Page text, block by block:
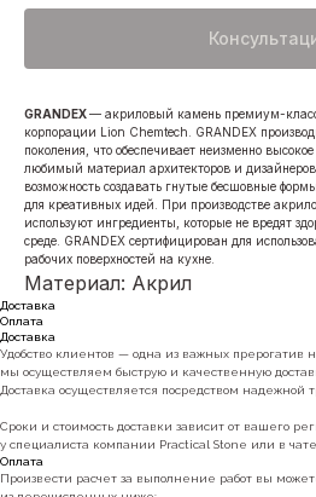
GRANDEX— акриловый камень премиум-
корпорации Lion Chemtech. GRANDEX
поколения, что обеспечивает неизменно
любимый материал архитекторов и
возможность создавать гнутые бесшовные
для креативных идей. При производстве
используют ингредиенты, которые не вредят
среде. GRANDEX сертифицирован для
рабочих поверхностей на кухне.
Материал: Акрил
Доставка
Оплата
Доставка
Удобство клиентов — одна из важных прерогатив
мы осуществляем быструю и качественную
Доставка осуществляется посредством надежной
Сроки и стоимость доставки зависит от вашего
у специалиста компании Practical Stone или в чате.
Оплата
Произвести расчет за выполнение работ вы